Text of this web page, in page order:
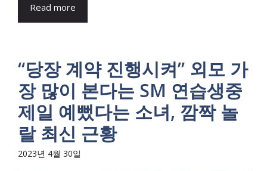
Read more
“당장 계약 진행시켜” 외모 가
장 많이 본다는 SM 연습생중
제일 예뻤다는 소녀, 깜짝 놀
랄 최신 근황
2023년 4월 30일